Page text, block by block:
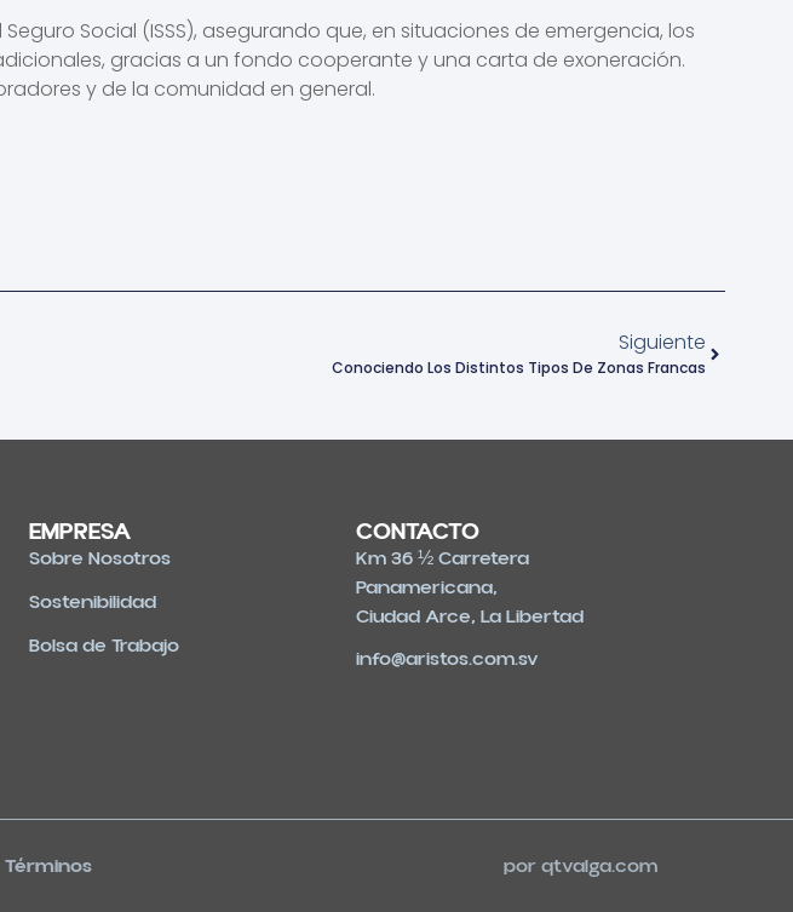
Social (ISSS), asegurando que, en situaciones de emergencia, los
gracias a un fondo cooperante y una carta de exoneración.
y de la comunidad en general.
Siguiente
Conociendo Los Distintos Tipos De Zonas Francas
EMPRESA
Sobre Nosotros
Sostenibilidad
Bolsa de Trabajo
CONTACTO
Km 36 ½ Carretera
Panamericana,
Ciudad Arce, La Libertad
info@aristos.com.sv
porqtvalga.com